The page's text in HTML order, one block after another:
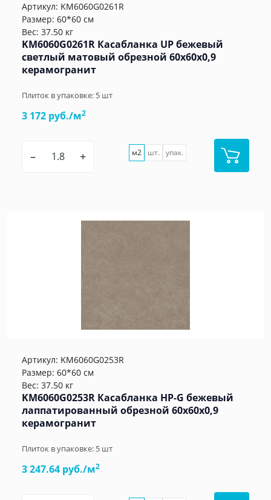
Артикул: KM6060G0261R
Размер: 60*60 см
Вес: 37.50 кг
KM6060G0261R Касабланка UP бежевый
светлый матовый обрезной 60x60x0,9
керамогранит
Плиток в упаковке: 5 шт
3 172 руб./м2
– + м2 шт. упак.
Артикул: KM6060G0253R
Размер: 60*60 см
Вес: 37.50 кг
KM6060G0253R Касабланка HP-G бежевый
лаппатированный обрезной 60x60x0,9
керамогранит
Плиток в упаковке: 5 шт
3 247.64 руб./м2